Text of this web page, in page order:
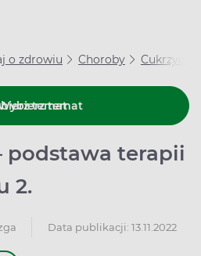
o zdrowiu Choroby Cukrzyca
temat
podstawa terapii
2.
Data publikacji: 13.11.2022